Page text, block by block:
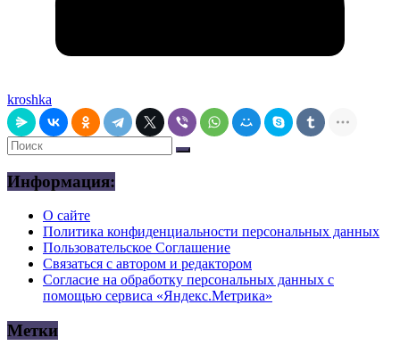
kroshka
Информация:
О сайте
Политика конфиденциальности персональных данных
Пользовательское Соглашение
Связаться с автором и редактором
Согласие на обработку персональных данных с
помощью сервиса «Яндекс.Метрика»
Метки